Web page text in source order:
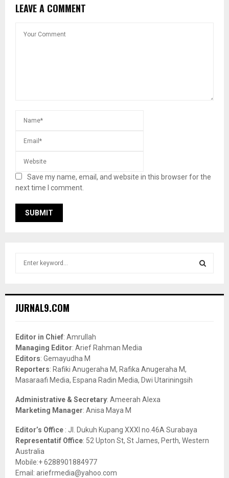
LEAVE A COMMENT
Save my name, email, and website in this browser for the
next time I comment.
h
o
r
:
JURNAL9.COM
Editor in Chief: Amrullah
Managing Editor: Arief Rahman Media
Editors: Gemayudha M
Reporters: Rafiki Anugeraha M, Rafika Anugeraha M,
Masaraafi Media, Espana Radin Media, Dwi Utariningsih
Administrative & Secretary: Ameerah Alexa
Marketing Manager: Anisa Maya M
Editor’s Office : Jl. Dukuh Kupang XXXI no.46A Surabaya
Representatif Office: 52 Upton St, St James, Perth, Western
Australia
Mobile:+ 6288901884977
Email: ariefrmedia@yahoo.com